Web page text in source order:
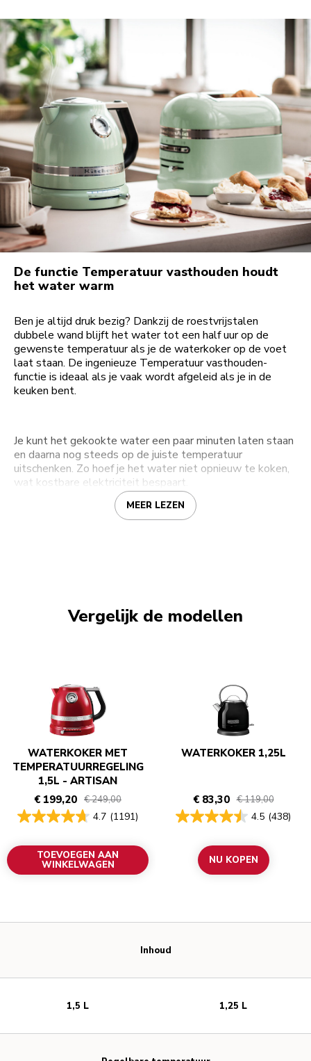
De functie Temperatuur vasthouden houdt
het water warm
Ben je altijd druk bezig? Dankzij de roestvrijstalen
dubbele wand blijft het water tot een half uur op de
gewenste temperatuur als je de waterkoker op de voet
laat staan. De ingenieuze Temperatuur vasthouden-
functie is ideaal als je vaak wordt afgeleid als je in de
keuken bent.
Je kunt het gekookte water een paar minuten laten staan
en daarna nog steeds op de juiste temperatuur
uitschenken. Zo hoef je het water niet opnieuw te koken,
wat kostbare elektriciteit bespaart.
MEER LEZEN
Vergelijk de modellen
WATERKOKER MET
TEMPERATUURREGELING
1,5L - ARTISAN
€ 199,20 € 249,00
4.7 (1191)
TOEVOEGEN AAN
WINKELWAGEN
WATERKOKER 1,25L
€ 83,30 € 119,00
4.5 (438)
NU KOPEN
Inhoud
1,5 L 1,25 L